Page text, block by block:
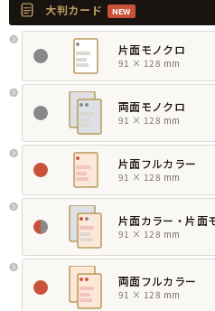
大判カード NEW
片面モノクロ
91 × 128 mm
両面モノクロ
91 × 128 mm
片面フルカラー
91 × 128 mm
片面カラー・片面
91 × 128 mm
両面フルカラー
91 × 128 mm